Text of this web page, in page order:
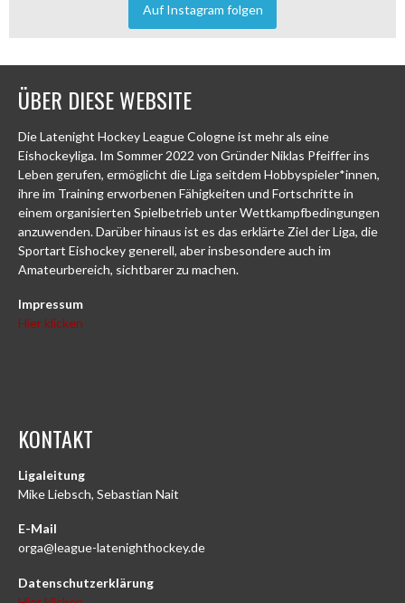
Auf Instagram folgen
ÜBER DIESE WEBSITE
Die Latenight Hockey League Cologne ist mehr als eine
Eishockeyliga. Im Sommer 2022 von Gründer Niklas Pfeiffer ins
Leben gerufen, ermöglicht die Liga seitdem Hobbyspieler*innen,
ihre im Training erworbenen Fähigkeiten und Fortschritte in
einem organisierten Spielbetrieb unter Wettkampfbedingungen
anzuwenden. Darüber hinaus ist es das erklärte Ziel der Liga, die
Sportart Eishockey generell, aber insbesondere auch im
Amateurbereich, sichtbarer zu machen.
Impressum
Hier klicken
KONTAKT
Ligaleitung
Mike Liebsch, Sebastian Nait
E-Mail
orga@league-latenighthockey.de
Datenschutzerklärung